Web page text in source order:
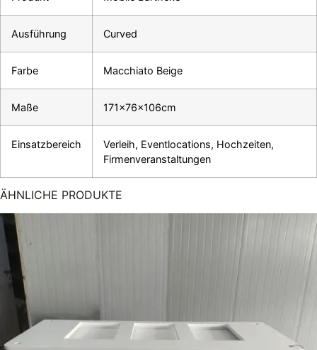
Ausführung Curved
Farbe Macchiato Beige
Maße 171x76x106cm
Einsatzbereich
Verleih, Eventlocations, Hochzeiten,
Firmenveranstaltungen
ÄHNLICHE PRODUKTE